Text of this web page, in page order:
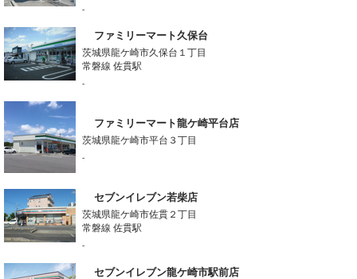
-
ファミリーマート久保台
茨城県龍ケ崎市久保台１丁目
常磐線 佐貫駅
-
ファミリーマート龍ケ崎平台店
茨城県龍ケ崎市平台３丁目
-
セブンイレブン若柴店
茨城県龍ケ崎市佐貫２丁目
常磐線 佐貫駅
-
セブンイレブン龍ケ崎市駅前店